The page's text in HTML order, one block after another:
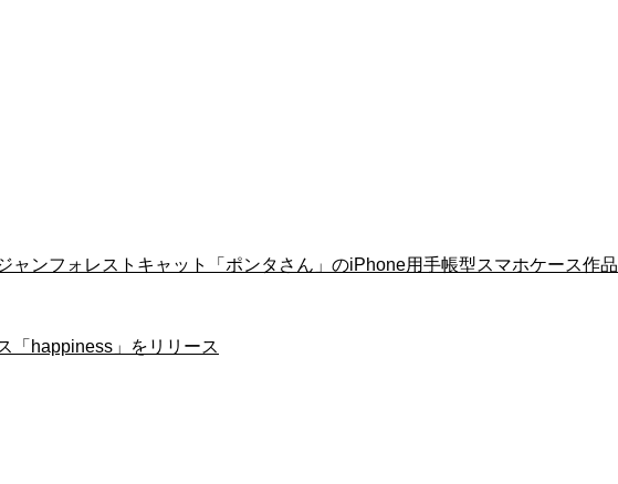
ャンフォレストキャット「ポンタさん」のiPhone用手帳型スマホケース作品
「happiness」をリリース